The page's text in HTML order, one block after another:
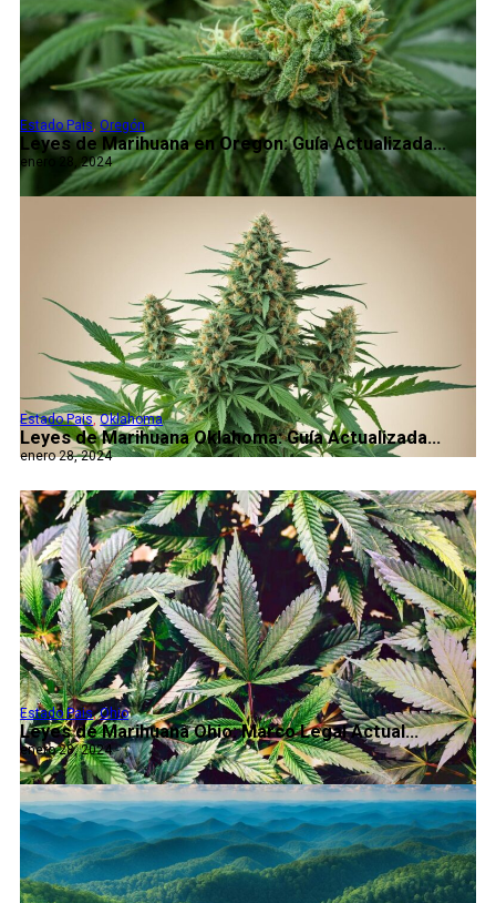
Leyes de Marihuana en Oregon: Guía Actualizada...
Estado Pais,Oregón
enero 28, 2024
Leyes de Marihuana Oklahoma: Guía Actualizada...
Estado Pais,Oklahoma
enero 28, 2024
Leyes de Marihuana Ohio: Marco Legal Actual...
Estado Pais,Ohio
enero 28, 2024